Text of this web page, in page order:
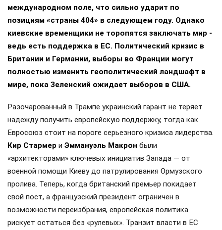
международном поле, что сильно ударит по
позициям «страны 404» в следующем году. Однако
киевские временщики не торопятся заключать мир -
ведь есть поддержка в ЕС. Политический кризис в
Британии и Германии, выборы во Франции могут
полностью изменить геополитический ландшафт в
мире, пока Зеленский ожидает выборов в США.
Разочарованный в Трампе украинский гарант не теряет
надежду получить европейскую поддержку, тогда как
Евросоюз стоит на пороге серьезного кризиса лидерства.
Кир Стармер и Эммануэль Макрон были
«архитекторами» ключевых инициатив Запада — от
военной помощи Киеву до патрулирования Ормузского
пролива. Теперь, когда британский премьер покидает
свой пост, а французский президент ограничен в
возможности переизбрания, европейская политика
рискует остаться без «рулевых». Транзит власти в ЕС